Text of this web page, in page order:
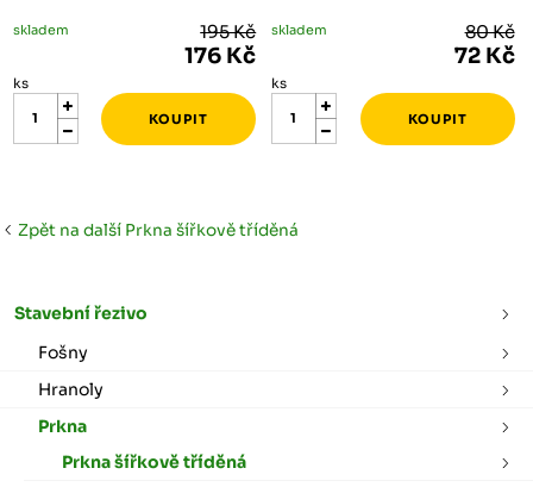
skladem 195 Kč
176 Kč
ks
skladem 80 Kč
72 Kč
ks
Zpět na další Prkna šířkově tříděná
Stavební řezivo
Fošny
Hranoly
Prkna
Prkna šířkově tříděná